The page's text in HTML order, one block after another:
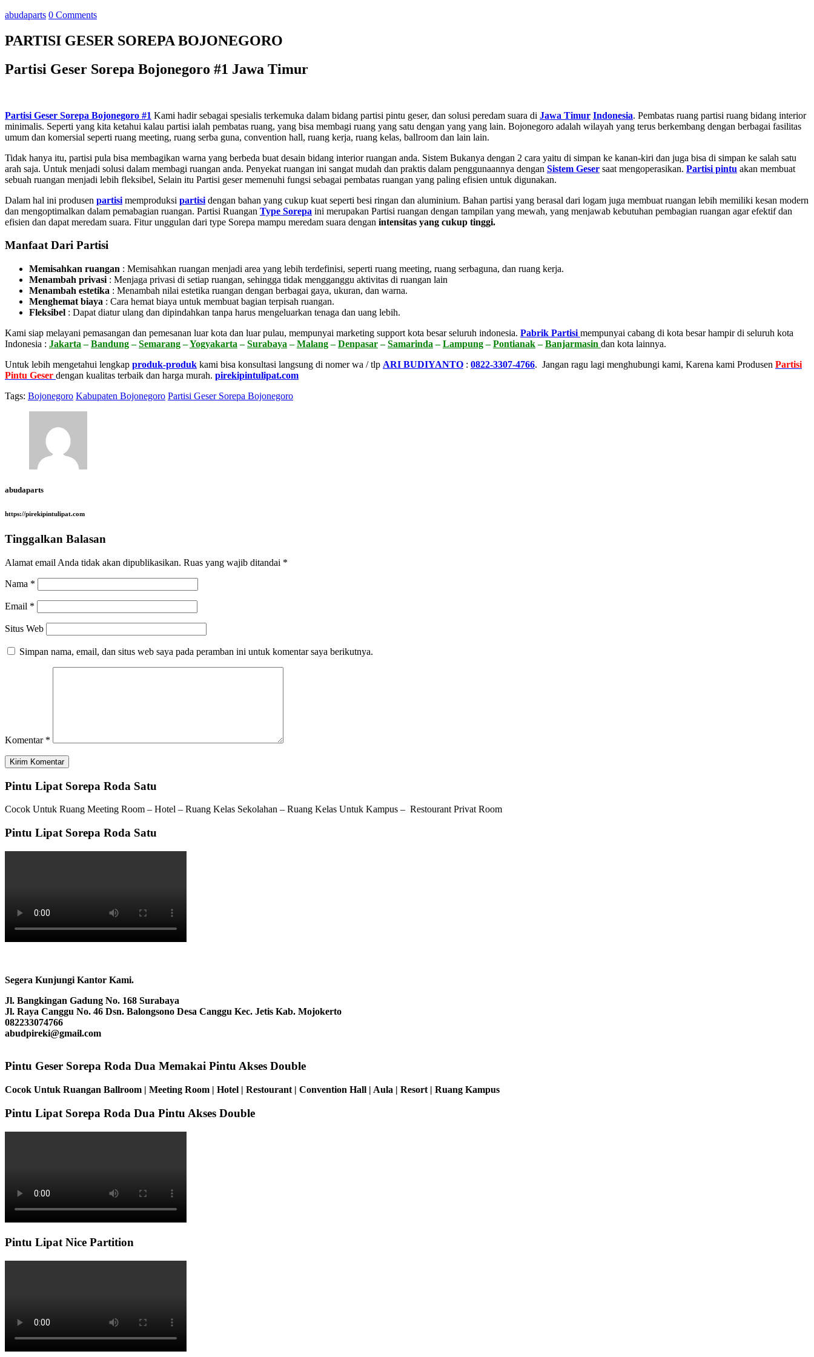
abudaparts 0 Comments
PARTISI GESER SOREPA BOJONEGORO
Partisi Geser Sorepa Bojonegoro #1 Jawa Timur
Partisi Geser Sorepa Bojonegoro #1 Kami hadir sebagai spesialis terkemuka dalam bidang partisi pintu geser, dan solusi peredam suara di Jawa Timur Indonesia. Pembatas ruang partisi ruang bidang interior
minimalis. Seperti yang kita ketahui kalau partisi ialah pembatas ruang, yang bisa membagi ruang yang satu dengan yang yang lain. Bojonegoro adalah wilayah yang terus berkembang dengan berbagai fasilitas
umum dan komersial seperti ruang meeting, ruang serba guna, convention hall, ruang kerja, ruang kelas, ballroom dan lain lain.
Tidak hanya itu, partisi pula bisa membagikan warna yang berbeda buat desain bidang interior ruangan anda. Sistem Bukanya dengan 2 cara yaitu di simpan ke kanan-kiri dan juga bisa di simpan ke salah satu
arah saja. Untuk menjadi solusi dalam membagi ruangan anda. Penyekat ruangan ini sangat mudah dan praktis dalam penggunaannya dengan Sistem Geser saat mengoperasikan. Partisi pintu akan membuat
sebuah ruangan menjadi lebih fleksibel, Selain itu Partisi geser memenuhi fungsi sebagai pembatas ruangan yang paling efisien untuk digunakan.
Dalam hal ini produsen partisi memproduksi partisi dengan bahan yang cukup kuat seperti besi ringan dan aluminium. Bahan partisi yang berasal dari logam juga membuat ruangan lebih memiliki kesan modern
dan mengoptimalkan dalam pemabagian ruangan. Partisi Ruangan Type Sorepa ini merupakan Partisi ruangan dengan tampilan yang mewah, yang menjawab kebutuhan pembagian ruangan agar efektif dan
efisien dan dapat meredam suara. Fitur unggulan dari type Sorepa mampu meredam suara dengan intensitas yang cukup tinggi.
Manfaat Dari Partisi
Memisahkan ruangan : Memisahkan ruangan menjadi area yang lebih terdefinisi, seperti ruang meeting, ruang serbaguna, dan ruang kerja.
Menambah privasi : Menjaga privasi di setiap ruangan, sehingga tidak mengganggu aktivitas di ruangan lain
Menambah estetika : Menambah nilai estetika ruangan dengan berbagai gaya, ukuran, dan warna.
Menghemat biaya : Cara hemat biaya untuk membuat bagian terpisah ruangan.
Fleksibel : Dapat diatur ulang dan dipindahkan tanpa harus mengeluarkan tenaga dan uang lebih.
Kami siap melayani pemasangan dan pemesanan luar kota dan luar pulau, mempunyai marketing support kota besar seluruh indonesia. Pabrik Partisi mempunyai cabang di kota besar hampir di seluruh kota
Indonesia : Jakarta –Bandung–Semarang–Yogyakarta –Surabaya –Malang–Denpasar–Samarinda –Lampung–Pontianak–Banjarmasin dan kota lainnya.
Untuk lebih mengetahui lengkap produk-produk kami bisa konsultasi langsung di nomer wa / tlp ARI BUDIYANTO : 0822-3307-4766. Jangan ragu lagi menghubungi kami, Karena kami Produsen Partisi
Pintu Geser dengan kualitas terbaik dan harga murah. pirekipintulipat.com
Tags: Bojonegoro Kabupaten Bojonegoro Partisi Geser Sorepa Bojonegoro
abudaparts
https://pirekipintulipat.com
Tinggalkan Balasan
Alamat email Anda tidak akan dipublikasikan. Ruas yang wajib ditandai *
Nama *
Email *
Situs Web
Simpan nama, email, dan situs web saya pada peramban ini untuk komentar saya berikutnya.
Komentar *
Pintu Lipat Sorepa Roda Satu
Cocok Untuk Ruang Meeting Room – Hotel – Ruang Kelas Sekolahan – Ruang Kelas Untuk Kampus – Restourant Privat Room
Pintu Lipat Sorepa Roda Satu
Segera Kunjungi Kantor Kami.
Jl. Bangkingan Gadung No. 168 Surabaya
Jl. Raya Canggu No. 46 Dsn. Balongsono Desa Canggu Kec. Jetis Kab. Mojokerto
082233074766
abudpireki@gmail.com
Pintu Geser Sorepa Roda Dua Memakai Pintu Akses Double
Cocok Untuk Ruangan Ballroom | Meeting Room | Hotel | Restourant | Convention Hall | Aula | Resort | Ruang Kampus
Pintu Lipat Sorepa Roda Dua Pintu Akses Double
Pintu Lipat Nice Partition